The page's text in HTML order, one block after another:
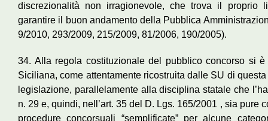
discrezionalità non irragionevole, che trova il proprio
garantire il buon andamento della Pubblica
9/2010, 293/2009, 215/2009, 81/2006, 190/2005).
34. Alla regola costituzionale del pubblico concorso si
Siciliana, come attentamente ricostruita dalle SU di
legislazione, parallelamente alla disciplina statale che
n. 29 e, quindi, nell’art. 35 del D. Lgs. 165/2001 , sia pure
procedure concorsuali “semplificate” per alcune